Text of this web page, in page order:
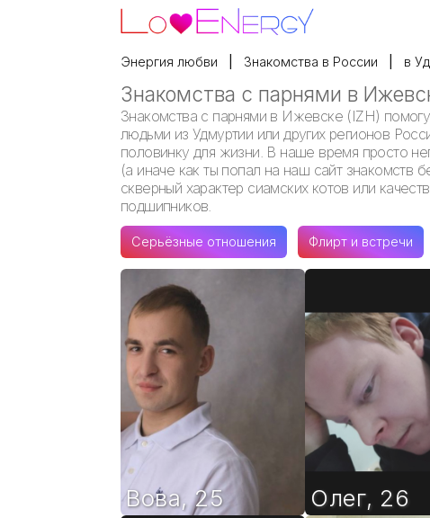
Энергия любви Знакомства в России в
Знакомства с парнями в
Знакомства с парнями в Ижевске (IZH)
людьми из Удмуртии или других регионов
половинку для жизни. В наше время просто
(а иначе как ты попал на наш сайт знакомств
скверный характер сиамских котов или
подшипников.
Серьёзные отношения Флирт и встречи
Вова,25 Олег, 26